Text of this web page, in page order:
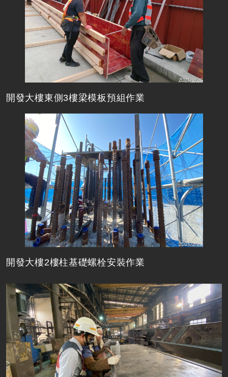
開發大樓東側3樓梁模板預組作業
開發大樓2樓柱基礎螺栓安裝作業